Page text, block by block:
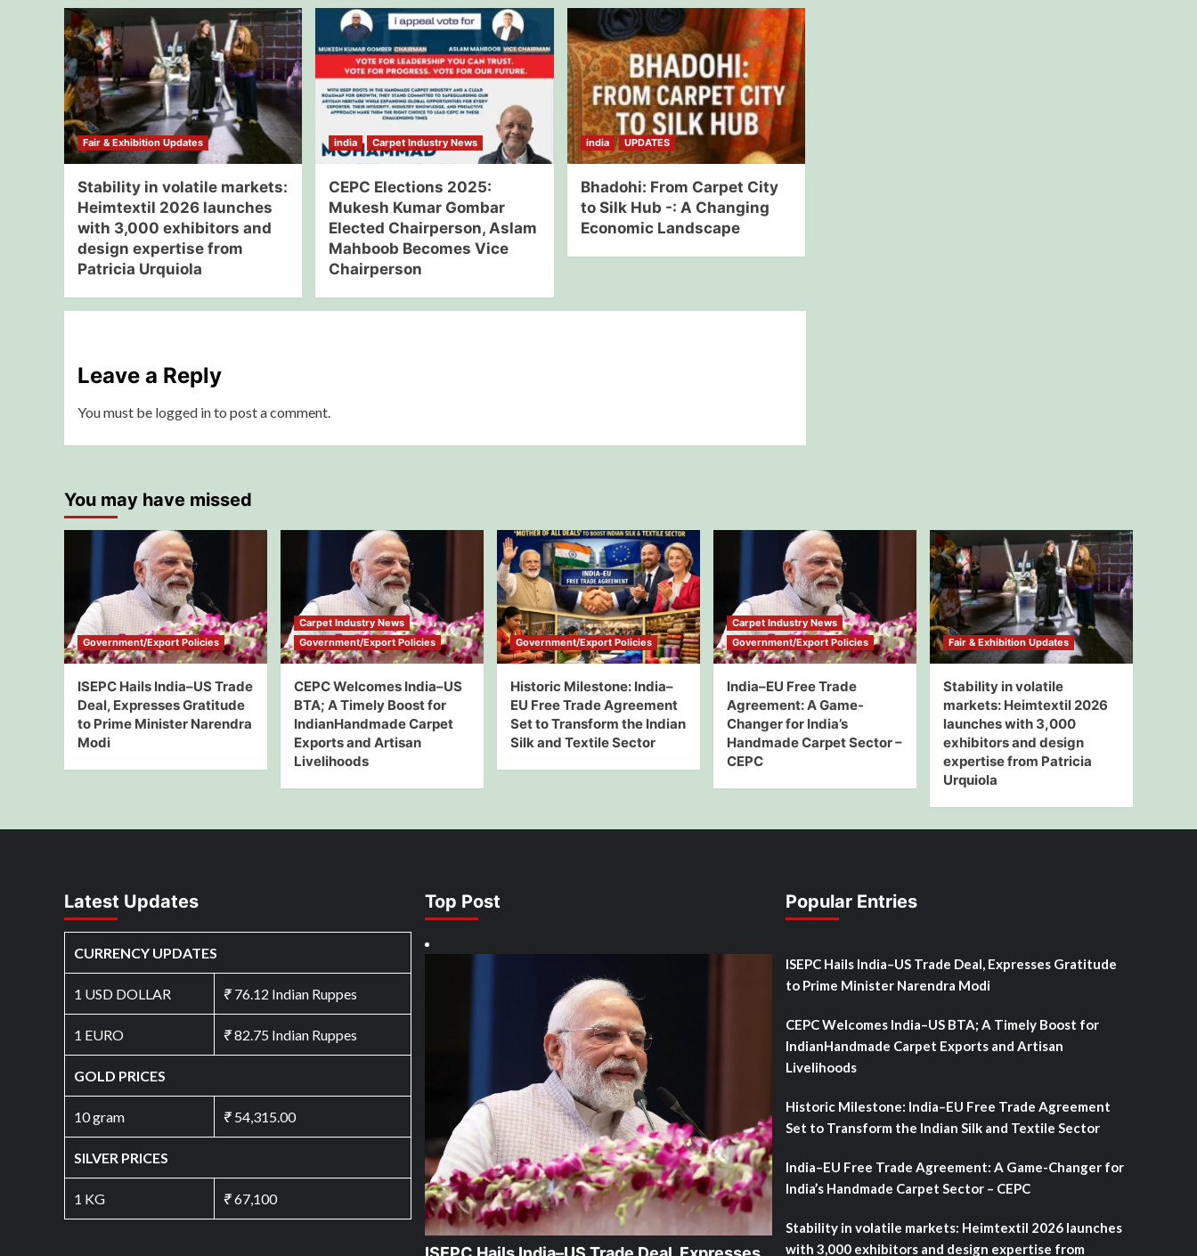
Fair & Exhibition Updates
Stability in volatile markets:
Heimtextil 2026 launches
with 3,000 exhibitors and
design expertise from
Patricia Urquiola
india Carpet Industry News
CEPC Elections 2025:
Mukesh Kumar Gombar
Elected Chairperson, Aslam
Mahboob Becomes Vice
Chairperson
india UPDATES
Bhadohi: From Carpet City
to Silk Hub -: A Changing
Economic Landscape
Leave a Reply
You must be logged into post a comment.
You may have missed
Government/Export Policies
ISEPC Hails India–US Trade
Deal, Expresses Gratitude
to Prime Minister Narendra
Modi
Carpet Industry News
Government/Export Policies
CEPC Welcomes India–US
BTA; A Timely Boost for
IndianHandmade Carpet
Exports and Artisan
Livelihoods
Government/Export Policies
Historic Milestone: India–
EU Free Trade Agreement
Set to Transform the Indian
Silk and Textile Sector
Carpet Industry News
Government/Export Policies
India–EU Free Trade
Agreement: A Game-
Changer for India’s
Handmade Carpet Sector –
CEPC
Fair & Exhibition Updates
Stability in volatile
markets: Heimtextil 2026
launches with 3,000
exhibitors and design
expertise from Patricia
Urquiola
Latest Updates
CURRENCY UPDATES
1 USD DOLLAR ₹76.12 Indian Ruppes
1 EURO ₹82.75 Indian Ruppes
GOLD PRICES
10 gram ₹54,315.00
SILVER PRICES
1 KG ₹67,100
Top Post Popular Entries
ISEPC Hails India–US Trade Deal, Expresses Gratitude
to Prime Minister Narendra Modi
CEPC Welcomes India–US BTA; A Timely Boost for
IndianHandmade Carpet Exports and Artisan
Livelihoods
Historic Milestone: India–EU Free Trade Agreement
Set to Transform the Indian Silk and Textile Sector
India–EU Free Trade Agreement: A Game-Changer for
India’s Handmade Carpet Sector – CEPC
Stability in volatile markets: Heimtextil 2026 launches
with 3,000 exhibitors and design expertise from